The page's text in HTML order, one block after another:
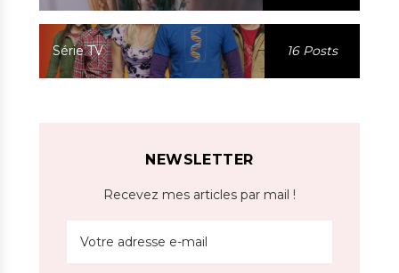
Série TV 16 Posts
NEWSLETTER
Recevez mes articles par mail !